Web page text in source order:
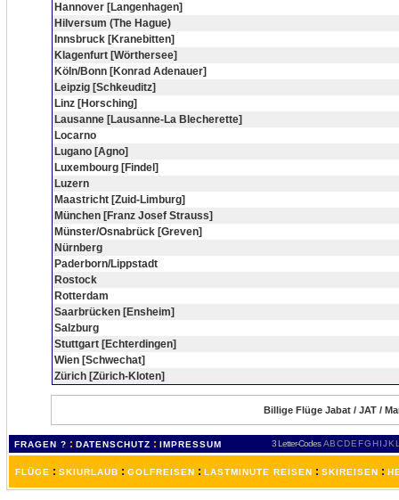
Hannover [Langenhagen]
Hilversum (The Hague)
Innsbruck [Kranebitten]
Klagenfurt [Wörthersee]
Köln/Bonn [Konrad Adenauer]
Leipzig [Schkeuditz]
Linz [Horsching]
Lausanne [Lausanne-La Blecherette]
Locarno
Lugano [Agno]
Luxembourg [Findel]
Luzern
Maastricht [Zuid-Limburg]
München [Franz Josef Strauss]
Münster/Osnabrück [Greven]
Nürnberg
Paderborn/Lippstadt
Rostock
Rotterdam
Saarbrücken [Ensheim]
Salzburg
Stuttgart [Echterdingen]
Wien [Schwechat]
Zürich [Zürich-Kloten]
Billige Flüge Jabat / JAT /
FRAGEN ? : DATENSCHUTZ : IMPRESSUM 3 Letter-Codes ABCDEFGH IJKL
FLÜGE : SKIURLAUB : GOLFREISEN : LASTMINUTE REISEN : SKIREISEN :